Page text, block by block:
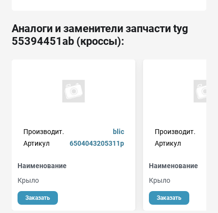
Аналоги и заменители запчасти tyg
55394451ab (кроссы):
Производит.
blic
Артикул
6504043205311p
Наименование
Крыло
Заказать
Производит.
Артикул
Наименование
Крыло
Заказать